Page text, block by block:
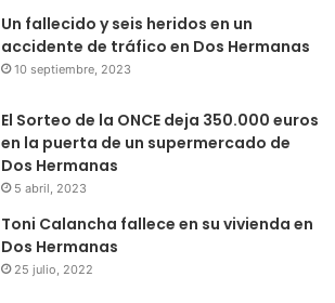
Un fallecido y seis heridos en un
accidente de tráfico en Dos Hermanas
10 septiembre, 2023
El Sorteo de la ONCE deja 350.000 euros
en la puerta de un supermercado de
Dos Hermanas
5 abril, 2023
Toni Calancha fallece en su vivienda en
Dos Hermanas
25 julio, 2022